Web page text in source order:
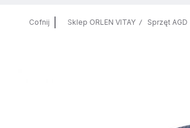
Cofnij Sklep ORLEN VITAY Sprzęt AGD